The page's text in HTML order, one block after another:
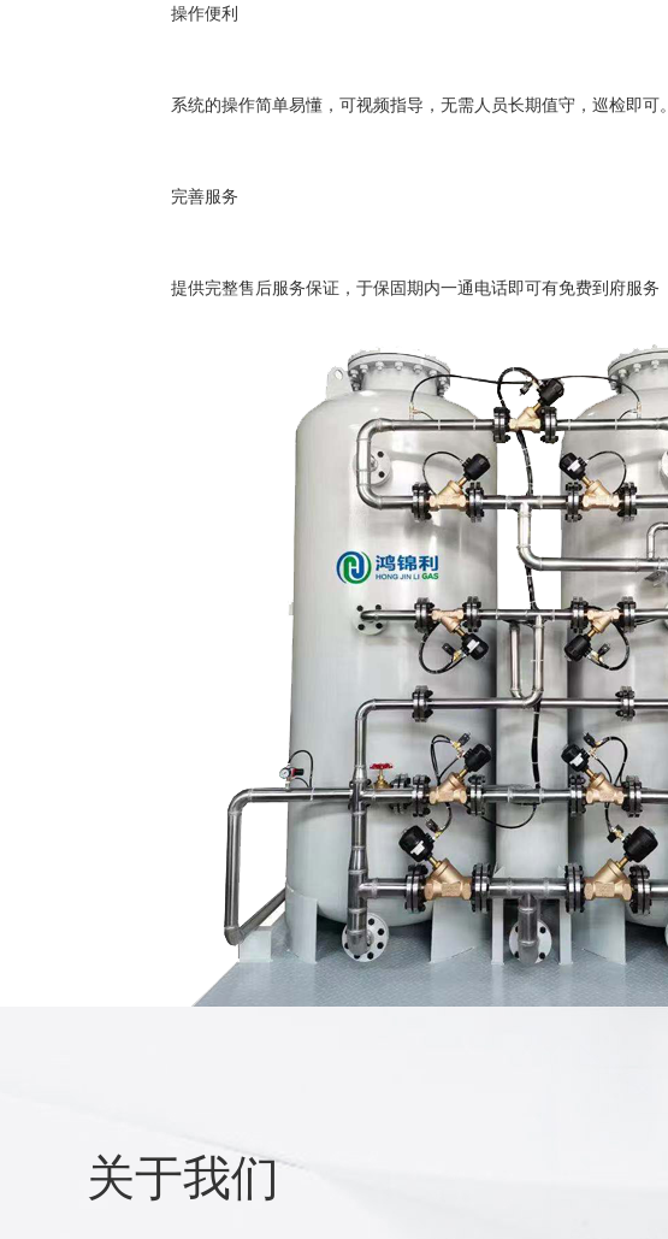
操作便利
系统的操作简单易懂，可视频指导，无需人员长期值守，巡检即可。
完善服务
提供完整售后服务保证，于保固期内一通电话即可有免费到府服务
关于我们